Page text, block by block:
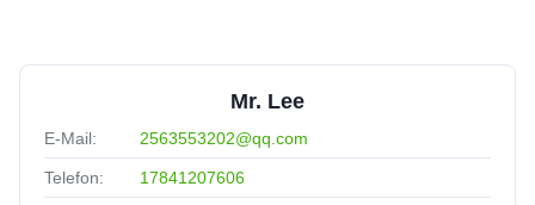
Mr. Lee
E-Mail: 2563553202@qq.com
Telefon: 17841207606